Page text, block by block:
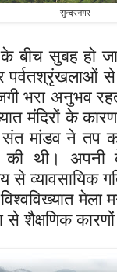
सुन्दरनगर
बीच सुबह हो
से
भरा अनुभव
मंदिरों के
संत मांडव ने तप
थी। अपनी
से व्यावसायिक
विश्वविख्यात
शैक्षणिक